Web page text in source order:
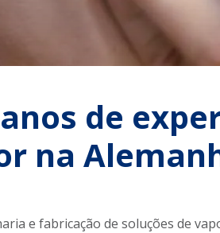
de
na
e fabricação de soluções de